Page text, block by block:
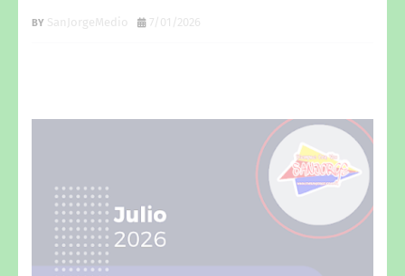
SanJorgeMedio 7/01/2026